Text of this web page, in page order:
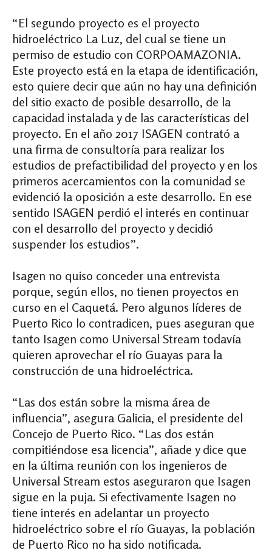
“El segundo proyecto es el proyecto
hidroeléctrico La Luz, del cual se tiene un
permiso de estudio con CORPOAMAZONIA.
Este proyecto está en la etapa de identificación,
esto quiere decir que aún no hay una definición
del sitio exacto de posible desarrollo, de la
capacidad instalada y de las características del
proyecto. En el año 2017 ISAGEN contrató a
una firma de consultoría para realizar los
estudios de prefactibilidad del proyecto y en los
primeros acercamientos con la comunidad se
evidenció la oposición a este desarrollo. En ese
sentido ISAGEN perdió el interés en continuar
con el desarrollo del proyecto y decidió
suspender los estudios”.
Isagen no quiso conceder una entrevista
porque, según ellos, no tienen proyectos en
curso en el Caquetá. Pero algunos líderes de
Puerto Rico lo contradicen, pues aseguran que
tanto Isagen como Universal Stream todavía
quieren aprovechar el río Guayas para la
construcción de una hidroeléctrica.
“Las dos están sobre la misma área de
influencia”, asegura Galicia, el presidente del
Concejo de Puerto Rico. “Las dos están
compitiéndose esa licencia”, añade y dice que
en la última reunión con los ingenieros de
Universal Stream estos aseguraron que Isagen
sigue en la puja. Si efectivamente Isagen no
tiene interés en adelantar un proyecto
hidroeléctrico sobre el río Guayas, la población
de Puerto Rico no ha sido notificada.